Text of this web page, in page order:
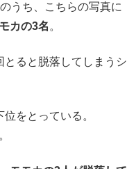
うち、こちらの写真に
カの3名 。
ると脱落してしまうシ
をとっている。